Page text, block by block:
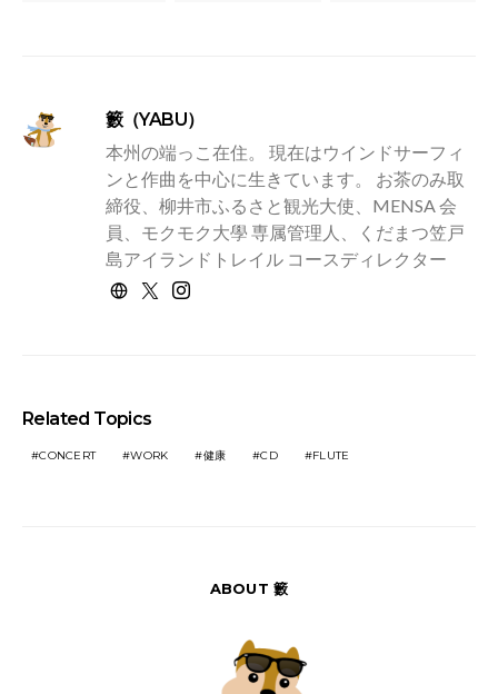
籔（YABU）
本州の端っこ在住。 現在はウインドサーフィ
ンと作曲を中心に生きています。 お茶のみ取
締役、柳井市ふるさと観光大使、MENSA 会
員、モクモク大學 専属管理人、くだまつ笠戸
島アイランドトレイル コースディレクター
Related Topics
CONCERT WORK 健康 CD FLUTE
ABOUT 籔